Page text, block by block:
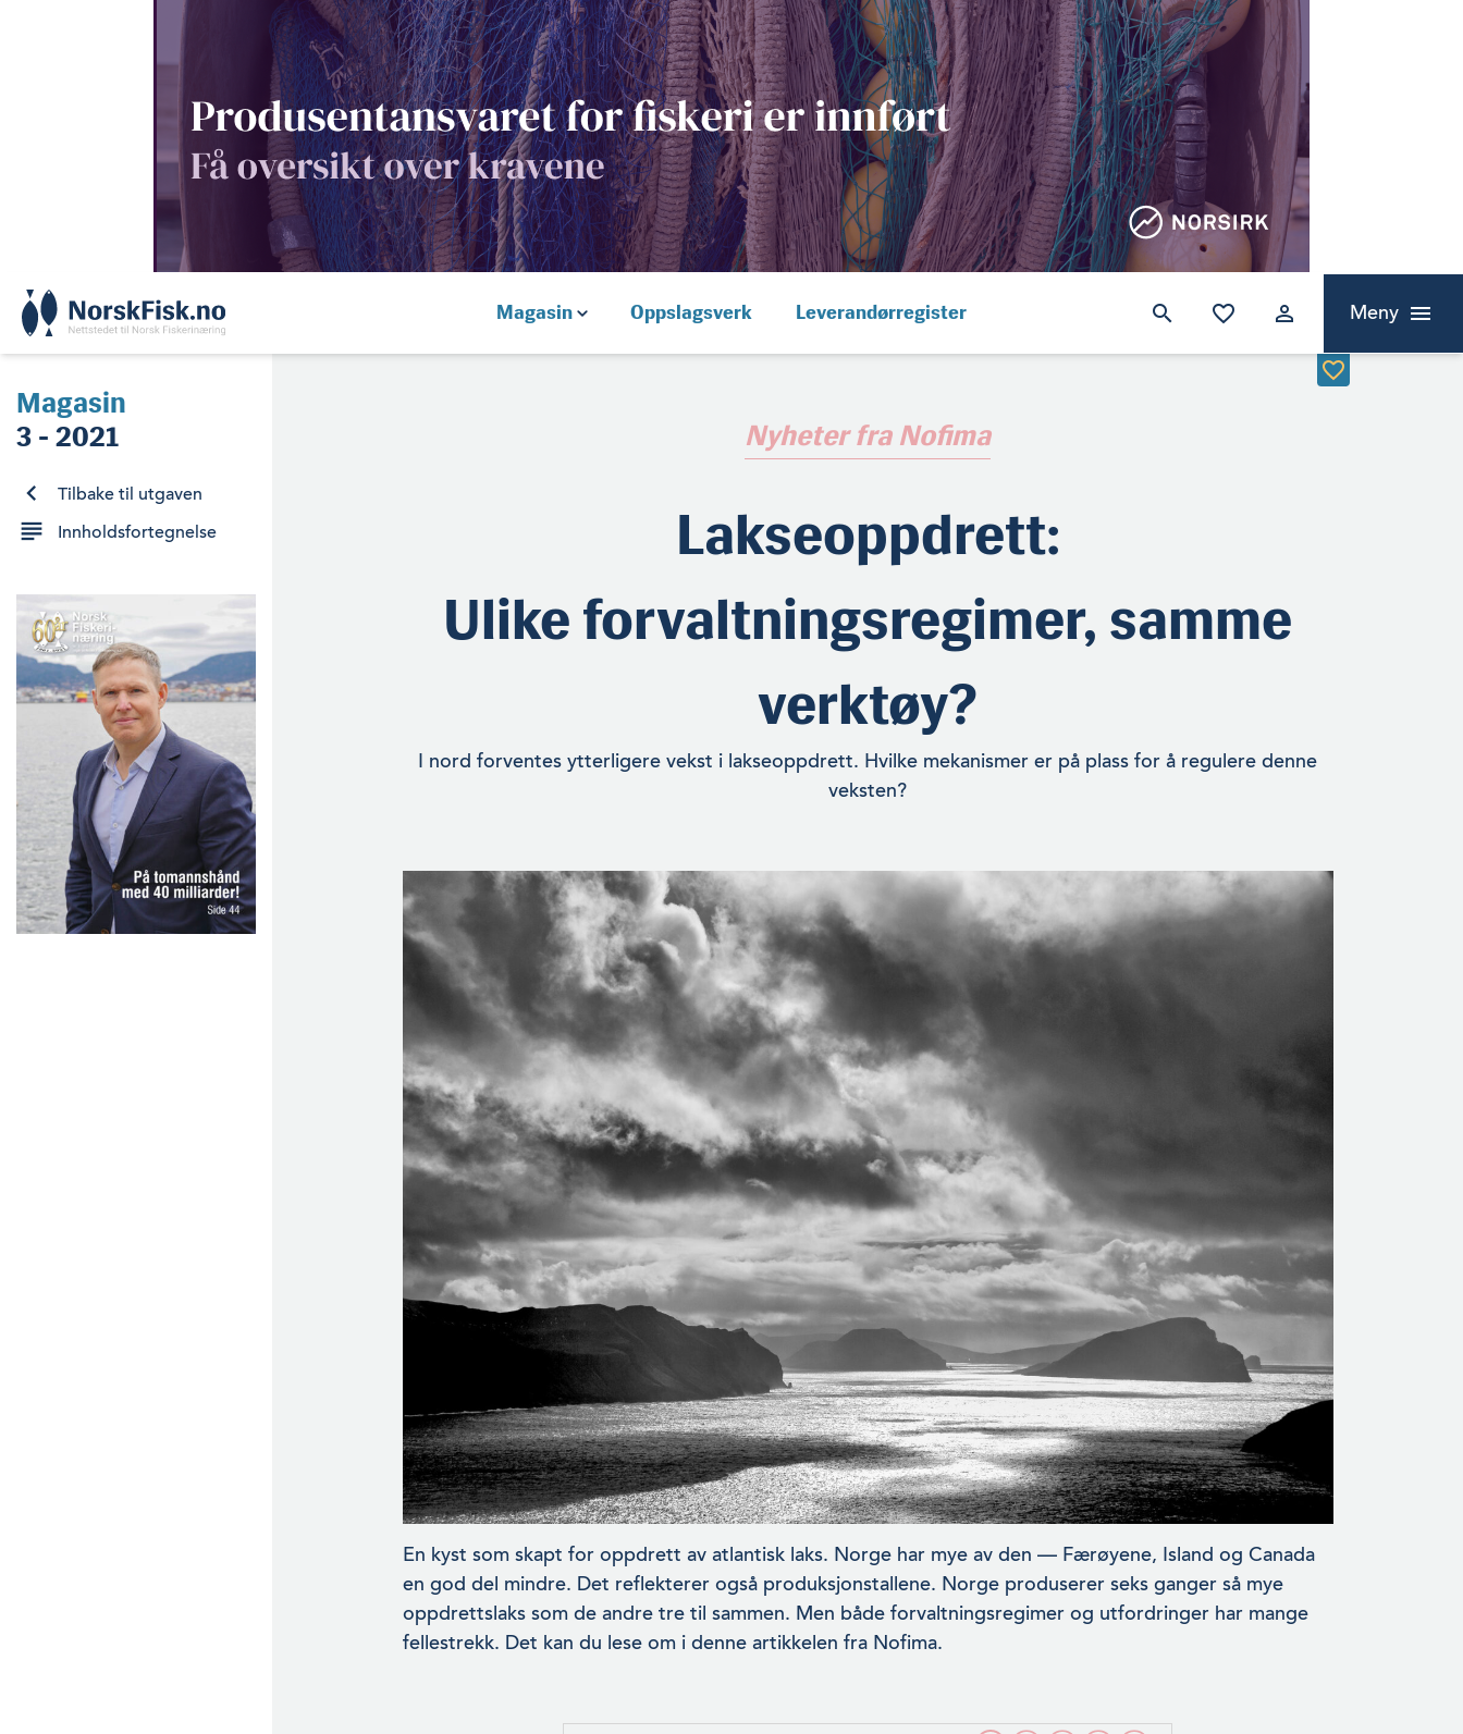
Magasin Oppslagsverk Leverandørregister Meny
Magasin
3 - 2021
Tilbake til utgaven
Innholdsfortegnelse
Nyheter fra Nofima
Lakseoppdrett:
Ulike forvaltningsregimer, samme
verktøy?
I nord forventes ytterligere vekst i lakseoppdrett. Hvilke mekanismer er på plass for å regulere denne
veksten?
En kyst som skapt for oppdrett av atlantisk laks. Norge har mye av den — Færøyene, Island og Canada
en god del mindre. Det reflekterer også produksjonstallene. Norge produserer seks ganger så mye
oppdrettslaks som de andre tre til sammen. Men både for­valtningsregimer og utfordringer har mange
fellestrekk. Det kan du lese om i denne artikkelen fra Nofima.